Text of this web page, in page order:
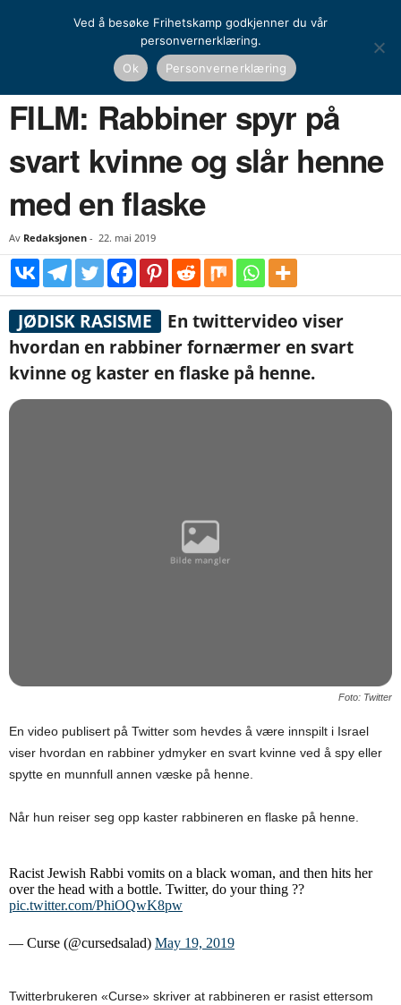
FILM: Rabbiner spyr på svart kvinne og slår henne med en flaske
FILM: Rabbiner spyr på
svart kvinne og slår henne
med en flaske
Av Redaksjonen - 22. mai 2019
JØDISK RASISME
En twittervideo viser
hvordan en rabbiner fornærmer en svart
kvinne og kaster en flaske på henne.
Foto: Twitter
En video publisert på Twitter som hevdes å være innspilt i Israel
viser hvordan en rabbiner ydmyker en svart kvinne ved å spy eller
spytte en munnfull annen væske på henne.
Når hun reiser seg opp kaster rabbineren en flaske på henne.
Racist Jewish Rabbi vomits on a black woman, and then hits her
over the head with a bottle. Twitter, do your thing ??
pic.twitter.com/PhiOQwK8pw
— Curse (@cursedsalad) May 19, 2019
Twitterbrukeren «Curse» skriver at rabbineren er rasist ettersom
Ved å besøke Frihetskamp godkjenner du vår
personvernerklæring.
Ok
Personvernerklæring